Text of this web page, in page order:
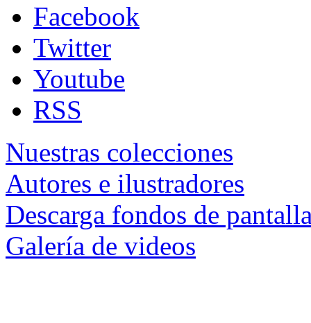
Facebook
Twitter
Youtube
RSS
Nuestras colecciones
Autores e ilustradores
Descarga fondos de
Galería de videos